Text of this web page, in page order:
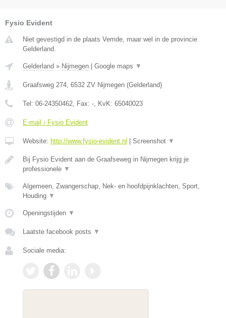
Fysio Evident
Niet gevestigd in de plaats Vemde, maar wel in de provincie
Gelderland.
Gelderland » Nijmegen Google maps ▼
Graafsweg 274 6532 ZV Nijmegen (Gelderland)
Tel: 06-24350462 , Fax: - , KvK: 65040023
E-mail › Fysio Evident
Website: http://www.fysio-evident.nl Screenshot ▼
Bij Fysio Evident aan de Graafseweg in Nijmegen krijg je
professionele ▼
Algemeen, Zwangerschap, Nek- en hoofdpijnklachten, Sport,
Houding ▼
Openingstijden ▼
Laatste facebook posts ▼
Sociale media: